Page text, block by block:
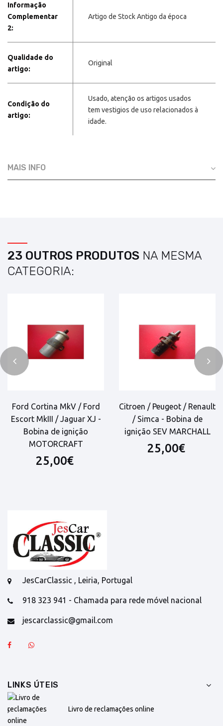
Informação
Complementar
2:
Artigo de Stock Antigo da época
Qualidade do
artigo:
Original
Condição do
artigo:
Usado, atenção os artigos usados
tem vestigios de uso relacionados à
idade.
MAIS INFO
23 OUTROS PRODUTOS NA MESMA
CATEGORIA:
Ford Cortina MkV / Ford
Escort MkIII / Jaguar XJ -
Bobina de ignição
MOTORCRAFT
25,00€
Citroen / Peugeot / Renault
/ Simca - Bobina de
ignição SEV MARCHALL
25,00€
JesCarClassic , Leiria, Portugal
918 323 941 - Chamada para rede móvel nacional
jescarclassic@gmail.com
LINKS ÚTEIS
Livro de reclamações online